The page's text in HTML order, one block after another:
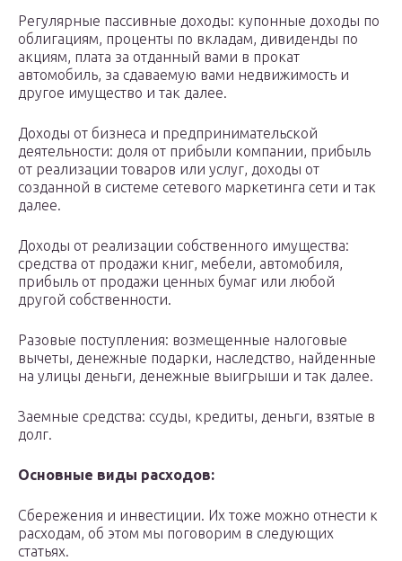
Регулярные пассивные доходы: купонные доходы по
облигациям, проценты по вкладам, дивиденды по
акциям, плата за отданный вами в прокат
автомобиль, за сдаваемую вами недвижимость и
другое имущество и так далее.
Доходы от бизнеса и предпринимательской
деятельности: доля от прибыли компании, прибыль
от реализации товаров или услуг, доходы от
созданной в системе сетевого маркетинга сети и так
далее.
Доходы от реализации собственного имущества:
средства от продажи книг, мебели, автомобиля,
прибыль от продажи ценных бумаг или любой
другой собственности.
Разовые поступления: возмещенные налоговые
вычеты, денежные подарки, наследство, найденные
на улицы деньги, денежные выигрыши и так далее.
Заемные средства: ссуды, кредиты, деньги, взятые в
долг.
Основные виды расходов:
Сбережения и инвестиции. Их тоже можно отнести к
расходам, об этом мы поговорим в следующих
статьях.